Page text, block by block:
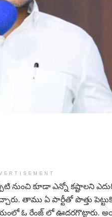
నుంచి కూడా ఎన్నో కష్టాలని
తాము ఏ పార్టీతో పొత్తు
ఓ రేంజ్ లో ఊదరగొట్టారు.